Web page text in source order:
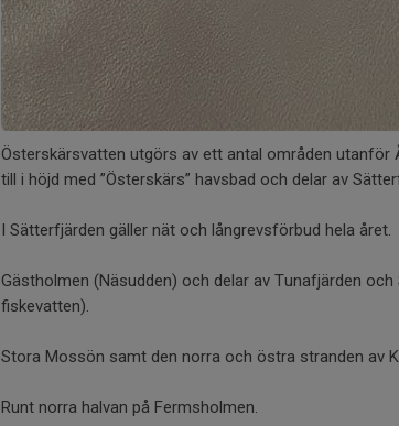
Österskärsvatten utgörs av ett antal områden utanför
till i höjd med ”Österskärs” havsbad och delar av
I Sätterfjärden gäller nät och långrevsförbud hela året.
Gästholmen (Näsudden) och delar av Tunafjärden
fiskevatten).
Stora Mossön samt den norra och östra stranden av
Runt norra halvan på Fermsholmen.